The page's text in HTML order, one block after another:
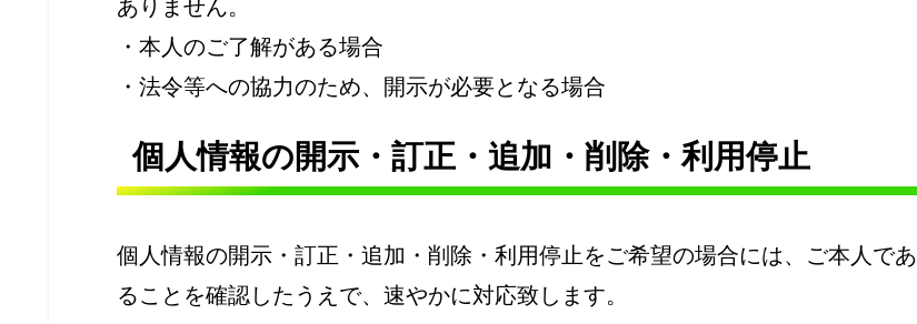
ありません。
・本人のご了解がある場合
・法令等への協力のため、開示が必要となる場合
個人情報の開示・訂正・追加・削除・利用停止
個人情報の開示・訂正・追加・削除・利用停止をご希望の場合には、ご本人であ
ることを確認したうえで、速やかに対応致します。